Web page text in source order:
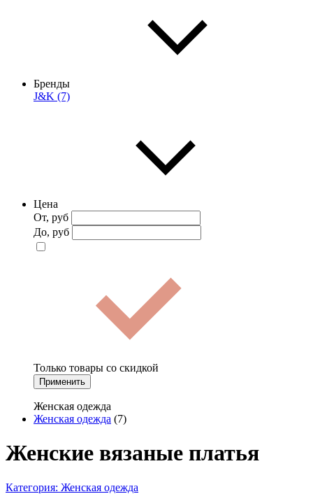
Бренды
J&K (7)
Цена
От, руб
До, руб
Только товары со скидкой
Применить
Женская одежда
Женская одежда (7)
Женские вязаные платья
Категория: Женская одежда